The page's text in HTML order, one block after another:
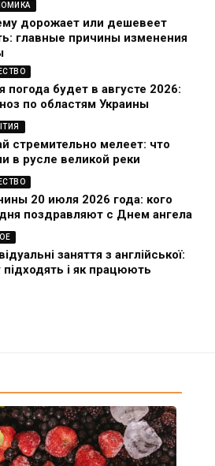
дорожает или дешевеет
главные причины изменения
погода будет в августе 2026:
по областям Украины
стремительно мелеет: что
в русле великой реки
20 июля 2026 года: кого
поздравляют с Днем ангела
заняття з англійської:
підходять і як працюють